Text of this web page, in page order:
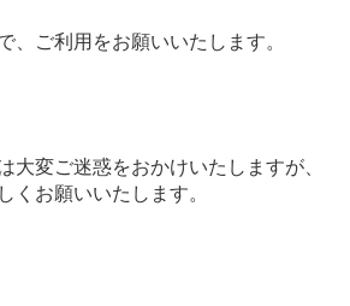
、ご利用をお願いいたします。
大変ご迷惑をおかけいたしますが、
くお願いいたします。